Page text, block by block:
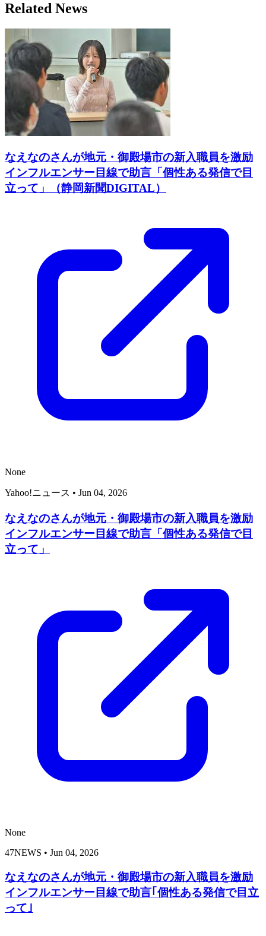
Related News
なえなのさんが地元・御殿場市の新入職員を激励
インフルエンサー目線で助言「個性ある発信で目
立って」（静岡新聞DIGITAL）
None
Yahoo!ニュース • Jun 04, 2026
なえなのさんが地元・御殿場市の新入職員を激励
インフルエンサー目線で助言「個性ある発信で目
立って」
None
47NEWS • Jun 04, 2026
なえなのさんが地元・御殿場市の新入職員を激励
インフルエンサー目線で助言｢個性ある発信で目立
って｣